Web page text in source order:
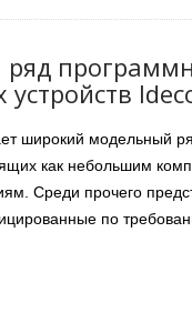
широкий модельный
как небольшим
Среди прочего
по